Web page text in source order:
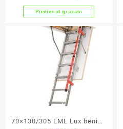
Pievienot grozam
70×130/305 LML Lux bēniņu